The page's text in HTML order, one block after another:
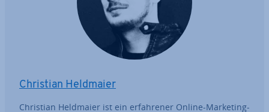
Christian Heldmaier
Christian Heldmaier ist ein er­fah­re­ner Online-Marketing-